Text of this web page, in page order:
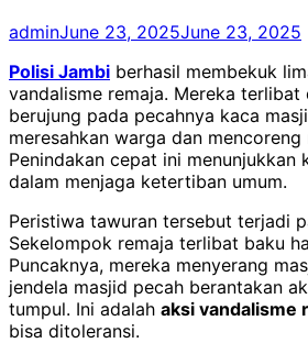
adminJune 23, 2025June 23, 2025
Polisi Jambi berhasil membekuk
vandalisme remaja. Mereka terlibat
berujung pada pecahnya kaca
meresahkan warga dan
Penindakan cepat ini menunjukkan
dalam menjaga ketertiban umum.
Peristiwa tawuran tersebut terjadi
Sekelompok remaja terlibat baku
Puncaknya, mereka menyerang
jendela masjid pecah berantakan
tumpul. Ini adalah aksi vandalisme
bisa ditoleransi.